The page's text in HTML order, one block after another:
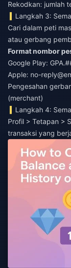
Rekodkan: jumlah
Langkah 3:
Cari dalam peti
atau gerbang
Format nombor
Google Play:
Apple: no-
Pengesahan
(merchant)
Langkah 4:
Profil > Tetapan >
transaksi yang